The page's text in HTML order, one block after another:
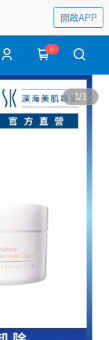
開啟APP
0
1/1